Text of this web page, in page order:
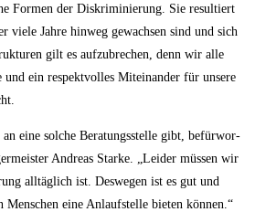
For­men der Dis­kri­mi­nie­rung. Sie resul­tiert
vie­le Jah­re hin­weg gewach­sen sind und sich
gilt es auf­zu­bre­chen, denn wir alle
ein respekt­vol­les Mit­ein­an­der für unse­re
an eine sol­che Bera­tungs­stel­le gibt, befür­wor­
Andre­as Star­ke. „Lei­der müs­sen wir
all­täg­lich ist. Des­we­gen ist es gut und
eine Anlauf­stel­le bie­ten können.“